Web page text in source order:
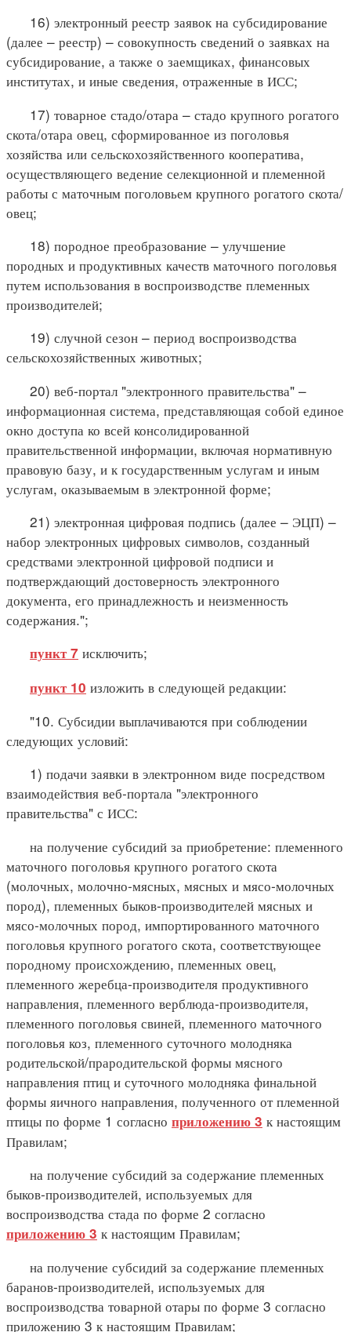
16) электронный реестр заявок на субсидирование
(далее – реестр) – совокупность сведений о заявках на
субсидирование, а также о заемщиках, финансовых
институтах, и иные сведения, отраженные в ИСС;
17) товарное стадо/отара – стадо крупного рогатого
скота/отара овец, сформированное из поголовья
хозяйства или сельскохозяйственного кооператива,
осуществляющего ведение селекционной и племенной
работы с маточным поголовьем крупного рогатого скота/
овец;
18) породное преобразование – улучшение
породных и продуктивных качеств маточного поголовья
путем использования в воспроизводстве племенных
производителей;
19) случной сезон – период воспроизводства
сельскохозяйственных животных;
20) веб-портал "электронного правительства" –
информационная система, представляющая собой единое
окно доступа ко всей консолидированной
правительственной информации, включая нормативную
правовую базу, и к государственным услугам и иным
услугам, оказываемым в электронной форме;
21) электронная цифровая подпись (далее – ЭЦП) –
набор электронных цифровых символов, созданный
средствами электронной цифровой подписи и
подтверждающий достоверность электронного
документа, его принадлежность и неизменность
содержания.";
пункт 7 исключить;
пункт 10 изложить в следующей редакции:
"10. Субсидии выплачиваются при соблюдении
следующих условий:
1) подачи заявки в электронном виде посредством
взаимодействия веб-портала "электронного
правительства" с ИСС:
на получение субсидий за приобретение: племенного
маточного поголовья крупного рогатого скота
(молочных, молочно-мясных, мясных и мясо-молочных
пород), племенных быков-производителей мясных и
мясо-молочных пород, импортированного маточного
поголовья крупного рогатого скота, соответствующее
породному происхождению, племенных овец,
племенного жеребца-производителя продуктивного
направления, племенного верблюда-производителя,
племенного поголовья свиней, племенного маточного
поголовья коз, племенного суточного молодняка
родительской/прародительской формы мясного
направления птиц и суточного молодняка финальной
формы яичного направления, полученного от племенной
птицы по форме 1 согласно приложению 3 к настоящим
Правилам;
на получение субсидий за содержание племенных
быков-производителей, используемых для
воспроизводства стада по форме 2 согласно
приложению 3 к настоящим Правилам;
на получение субсидий за содержание племенных
баранов-производителей, используемых для
воспроизводства товарной отары по форме 3 согласно
приложению 3 к настоящим Правилам;